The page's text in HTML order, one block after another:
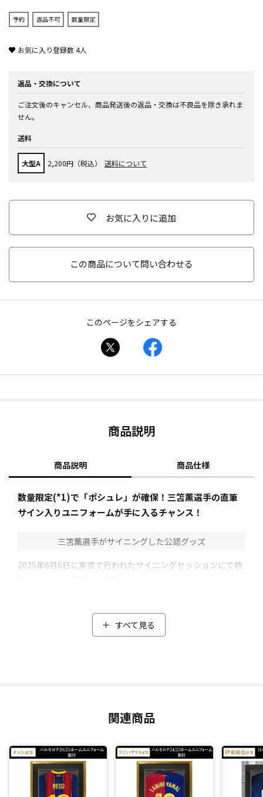
予約 返品不可 数量限定
お気に入り登録数4人
返品・交換について
ご注文後のキャンセル、商品発送後の返品・交換は不良品を除き承れま
せん。
送料
大型A 2,200円（税込） 送料について
お気に入りに追加
この商品について問い合わせる
このページをシェアする
商品説明
商品説明 商品仕様
数量限定(*1)で「ポシュレ」が確保！三笘薫選手の直筆
サイン入りユニフォームが手に入るチャンス！
三笘薫選手がサイニングした公認グッズ
2025年6月6日に東京で行われたサイニングセッションにて執
"世界最速＆史上最速"でW杯出場を決め、史上最強と称され
る日本代表の2024年モデルのユニフォームにサイニング。日
様で作られたユニフォームです。
＼額装はこだわりの日本の職人の手作業によるオーダーメイ
ドの特注品／
額縁は表面にヘアライン加工が施された金属調のスタイリッ
シュなメタルシルバーを採用し、マットには高級感ある黒の
すべて見る
関連商品